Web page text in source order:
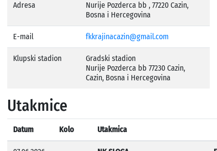
Adresa
Nurije Pozderca bb , 77220 Cazin,
Bosna i Hercegovina
E-mail fkkrajinacazin@gmail.com
Klupski stadion
Gradski stadion
Nurije Pozderca bb 77230 Cazin,
Cazin, Bosna i Hercegovina
Utakmice
Datum Kolo Utakmica